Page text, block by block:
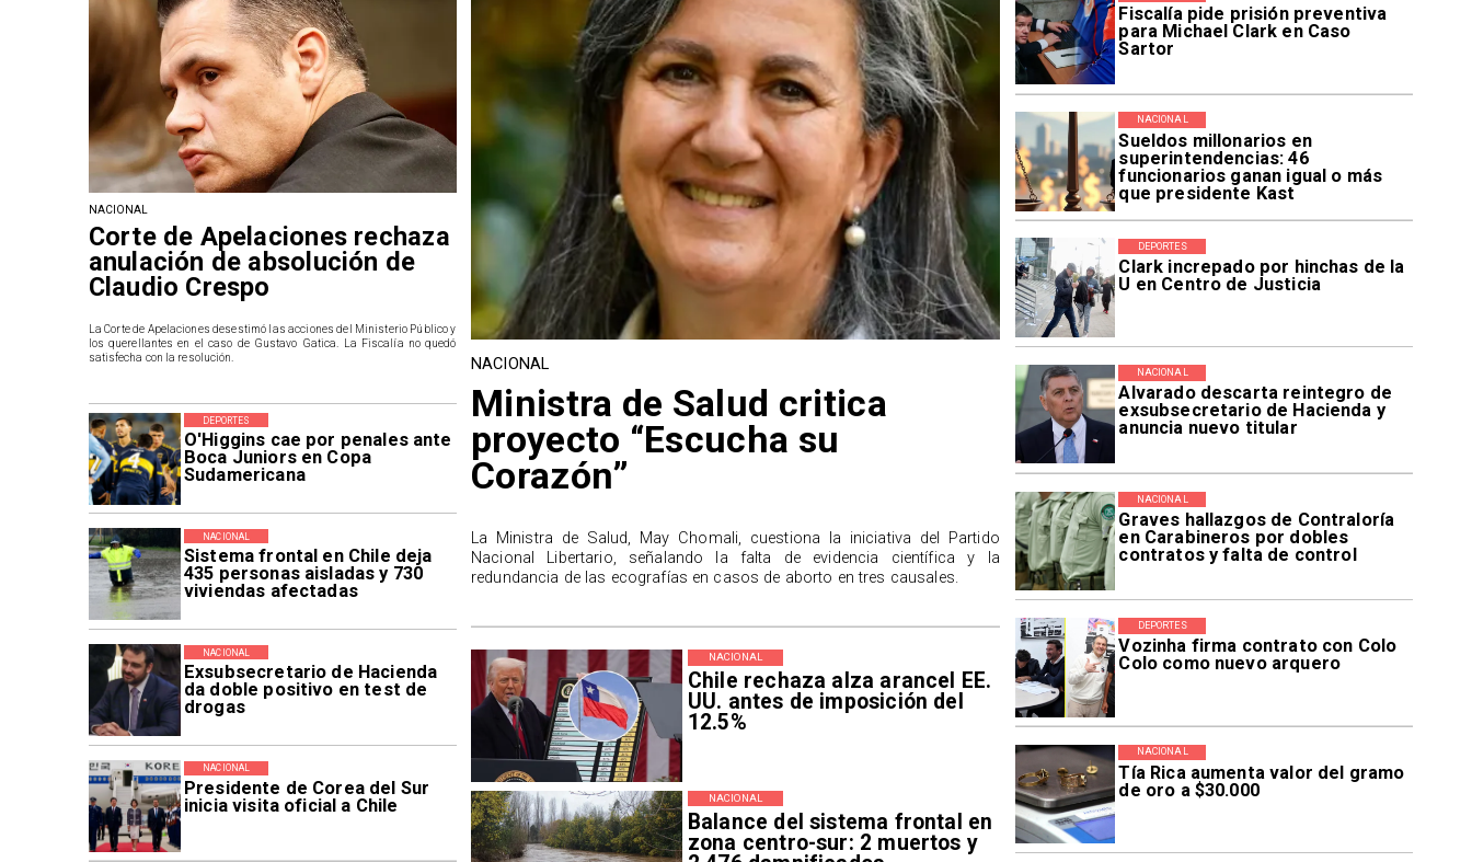
Fiscalía pide prisión preventiva
para Michael Clark en Caso
Sartor
Sueldos millonarios en
superintendencias: 46
funcionarios ganan igual o más
que presidente Kast
NACIONAL
Clark increpado por hinchas de la
U en Centro de Justicia
DEPORTES
Alvarado descarta reintegro de
exsubsecretario de Hacienda y
anuncia nuevo titular
NACIONAL
Graves hallazgos de Contraloría
en Carabineros por dobles
contratos y falta de control
NACIONAL
Vozinha firma contrato con Colo
Colo como nuevo arquero
DEPORTES
Tía Rica aumenta valor del gramo
de oro a $30.000
NACIONAL
O'Higgins cae por penales ante
Boca Juniors en Copa
Sudamericana
DEPORTES
Sistema frontal en Chile deja
435 personas aisladas y 730
viviendas afectadas
NACIONAL
Exsubsecretario de Hacienda
da doble positivo en test de
drogas
NACIONAL
Presidente de Corea del Sur
inicia visita oficial a Chile
NACIONAL
Chile rechaza alza arancel EE.
UU. antes de imposición del
12.5%
NACIONAL
Balance del sistema frontal en
zona centro-sur: 2 muertos y
NACIONAL
NACIONAL
Corte de Apelaciones rechaza
anulación de absolución de
Claudio Crespo
La Corte de Apelaciones desestimó las acciones del Ministerio Público y
los querellantes en el caso de Gustavo Gatica. La Fiscalía no quedó
satisfecha con la resolución.
NACIONAL
Ministra de Salud critica
proyecto “Escucha su
Corazón”
La Ministra de Salud, May Chomali, cuestiona la iniciativa del Partido
Nacional Libertario, señalando la falta de evidencia científica y la
redundancia de las ecografías en casos de aborto en tres causales.